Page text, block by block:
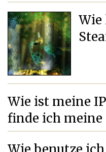
Wie
Wie ist meine
finde ich meine